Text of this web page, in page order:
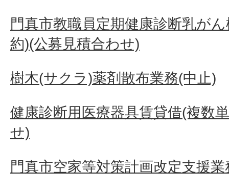
門真市教職員定期健康診断乳が
約)(公募見積合わせ)
樹木(サクラ)薬剤散布業務(中止)
健康診断用医療器具賃貸借(複数
せ)
門真市空家等対策計画改定支援業